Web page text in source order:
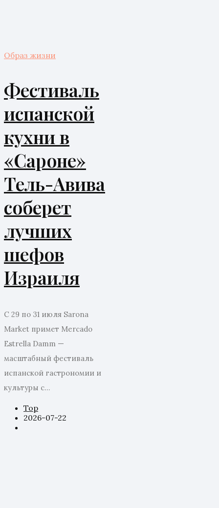
Образ жизни
Фестиваль
испанской
кухни в
«Сароне»
Тель-Авива
соберет
лучших
шефов
Израиля
С 29 по 31 июля Sarona
Market примет Mercado
Estrella Damm —
масштабный фестиваль
испанской гастрономии и
культуры с...
Top
2026-07-22